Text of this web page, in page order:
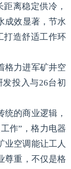
离稳定供冷，
成效显著，节水
打造舒适工作环
格力进军矿井空
投入与26台初
的商业逻辑，
作”，格力电器
业空调能让工人
尊重，不仅是格